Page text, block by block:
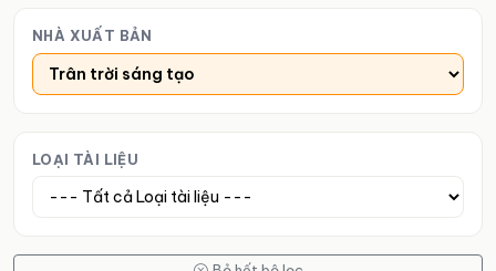
NHÀ XUẤT BẢN
LOẠI TÀI LIỆU